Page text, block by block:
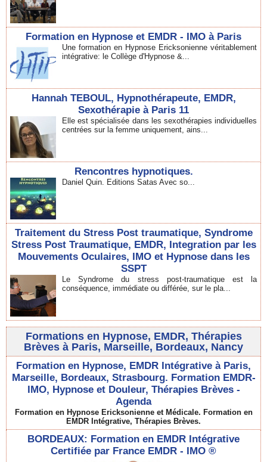
Formation en Hypnose et EMDR - IMO à Paris
Une formation en Hypnose Ericksonienne véritablement
intégrative: le Collège d'Hypnose &...
Hannah TEBOUL, Hypnothérapeute, EMDR,
Sexothérapie à Paris 11
Elle est spécialisée dans les sexothérapies individuelles
centrées sur la femme uniquement, ains...
Rencontres hypnotiques.
Daniel Quin. Editions Satas Avec so...
Traitement du Stress Post traumatique, Syndrome
Stress Post Traumatique, EMDR, Integration par les
Mouvements Oculaires, IMO et Hypnose dans les
SSPT
Le Syndrome du stress post-traumatique est la
conséquence, immédiate ou différée, sur le pla...
Formations en Hypnose, EMDR, Thérapies
Brèves à Paris, Marseille, Bordeaux, Nancy
Formation en Hypnose, EMDR Intégrative à Paris,
Marseille, Bordeaux, Strasbourg. Formation EMDR-
IMO, Hypnose et Douleur, Thérapies Brèves -
Agenda
Formation en Hypnose Ericksonienne et Médicale. Formation en
EMDR Intégrative, Thérapies Brèves.
BORDEAUX: Formation en EMDR Intégrative
Certifiée par France EMDR - IMO ®